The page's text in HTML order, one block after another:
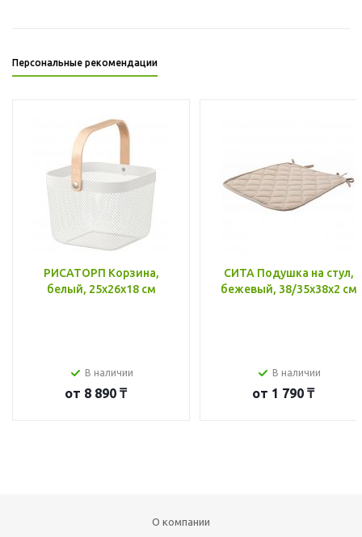
Персональные рекомендации
РИСАТОРП Корзина,
белый, 25x26x18 см
В наличии
от 8 890 ₸
СИТА Подушка на стул,
бежевый, 38/35x38x2 см
В наличии
от 1 790 ₸
О компании